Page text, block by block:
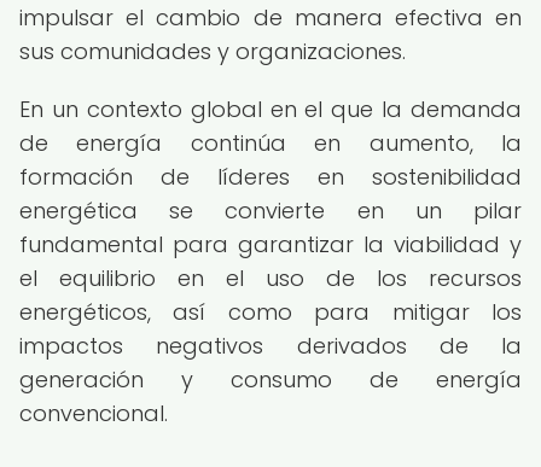
impulsar el cambio de manera efectiva en
sus comunidades y organizaciones.
En un contexto global en el que la demanda
de energía continúa en aumento, la
formación de líderes en sostenibilidad
energética se convierte en un pilar
fundamental para garantizar la viabilidad y
el equilibrio en el uso de los recursos
energéticos, así como para mitigar los
impactos negativos derivados de la
generación y consumo de energía
convencional.